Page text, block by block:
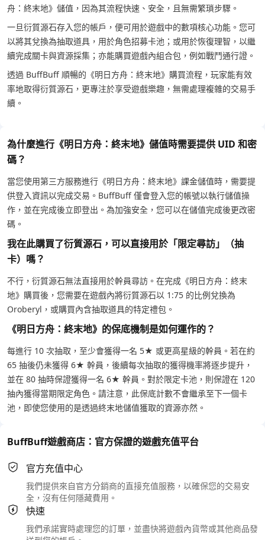
舟：終末地》儲值，因為其流程快速、安全，且無需繁瑣步驟。
一旦衍質源石存入您的帳戶，便可用於遊戲中的數項核心功能。您可
以將其兌換為抽取道具，用於角色招募卡池；或用於恢復理智，以繼
續完成關卡與資源採集；亦能購買遊戲內組合包，例如戰鬥通行證。
透過 BuffBuff 順暢的《明日方舟：終末地》購買流程，玩家能有效
率地取得衍質源石，更專注於享受遊戲樂趣，無需處理複雜的交易手
續。
為什麼進行《明日方舟：終末地》儲值時需要提供 UID 和密
碼？
當您使用第三方服務進行《明日方舟：終末地》課金儲值時，需要提
供登入資訊以完成交易。BuffBuff 僅會登入您的帳號以執行儲值操
作，並在完成後立即登出。為加強安全，您可以在儲值完成後更改密
碼。
我在此購買了衍質源石，可以直接用於「限定尋訪」（抽
卡）嗎？
不行，衍質源石無法直接用於幹員尋訪。在完成《明日方舟：終末
地》購買後，您需要在遊戲內將衍質源石以 1:75 的比例兌換為
Oroberyl，或購買內含抽取道具的特定禮包。
《明日方舟：終末地》的保底機制是如何運作的？
每進行 10 次抽取，至少會獲得一名 5★ 或更高星級的幹員。若在約
65 抽後仍未獲得 6★ 幹員，後續每次抽取的獲得機率將逐步提升，
並在 80 抽時保證獲得一名 6★ 幹員。對於限定卡池，則保證在 120
抽內獲得當期限定角色。請注意，此保底計數不會繼承至下一個卡
池，即使您使用的是透過終末地儲值獲取的資源亦然。
BuffBuff遊戲商店：官方保證的遊戲充值平台
官方充值中心
我們提供來自官方分銷商的直接充值服務，以確保您的交易安
全，沒有任何隱藏費用。
快速
我們承諾實時處理您的訂單，並盡快將遊戲內貨幣或其他商品發